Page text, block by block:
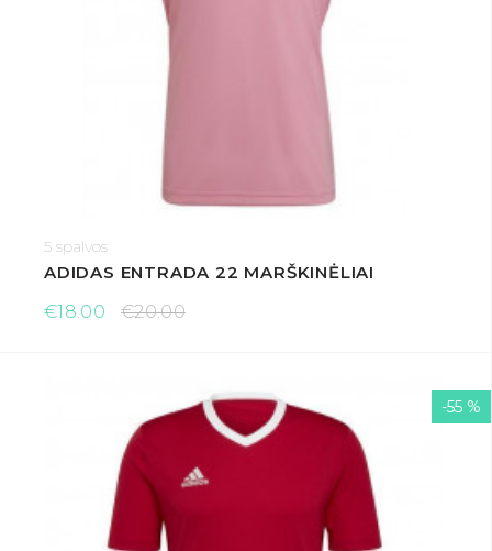
5 spalvos
ADIDAS ENTRADA 22 MARŠKINĖLIAI
€18.00
€20.00
-55 %